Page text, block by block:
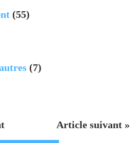
(55)
(7)
Article suivant »